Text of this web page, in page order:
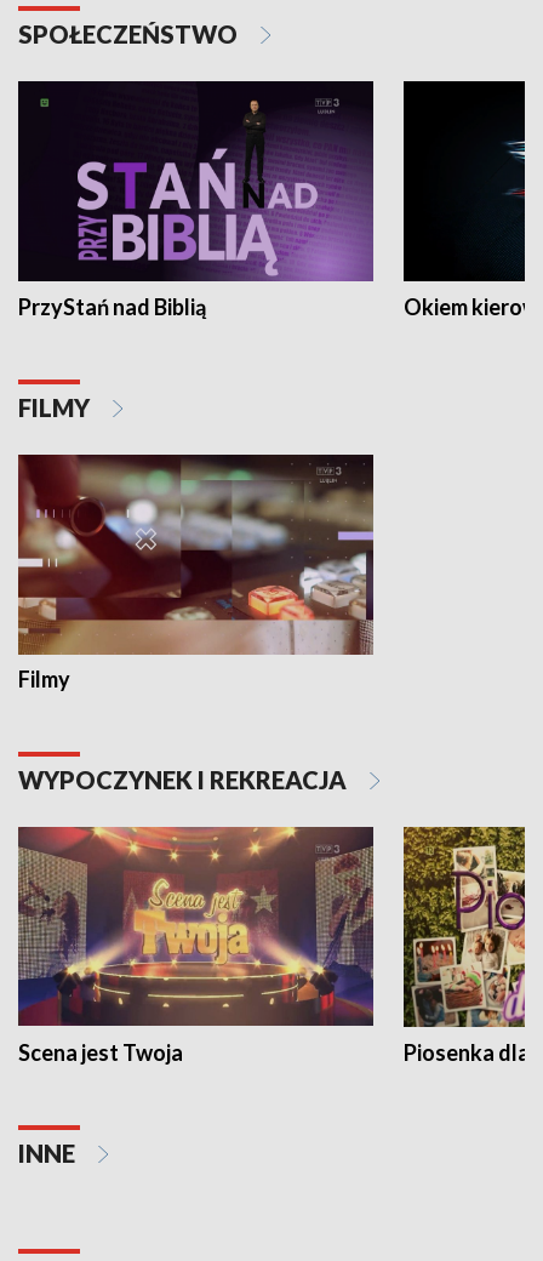
SPOŁECZEŃSTWO
PrzyStań nad Biblią Okiem
FILMY
Filmy
WYPOCZYNEK I REKREACJA
Scena jest Twoja Piosenka dla
INNE